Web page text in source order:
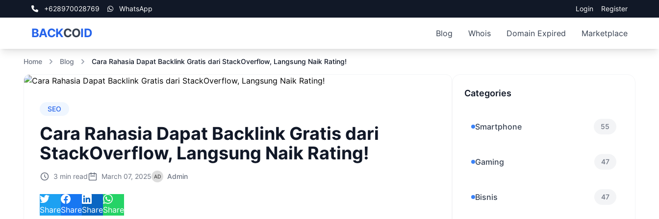
+628970028769 WhatsApp Login Register
BACKCOID Blog Whois Domain Expired Marketplace
Home Blog Cara Rahasia Dapat Backlink Gratis dari StackOverflow, Langsung Naik Rating!
SEO
Cara Rahasia Dapat Backlink Gratis dari
StackOverflow, Langsung Naik Rating!
3 min read March 07, 2025 Admin
ShareShareShareShare
Categories
Smartphone 55
Gaming 47
Bisnis 47